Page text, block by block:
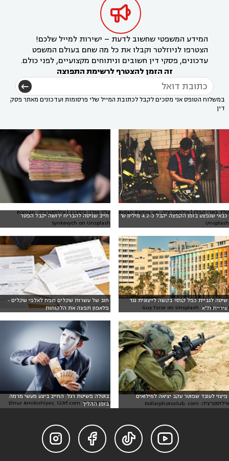

המידע המשפטי שחשוב לדעת – ישירות למייל שלכם!
הצטרפו לניוזלטר וקבלו את כל מה שחם בעולם המשפט
עדכונים, פסקי דין חשובים וניתוחים מקצועיים, לפני כולם.
זה הזמן להצטרף לרשימת התפוצה
במשלוח הטופס אני מסכים לקבל לכתובת המייל שלי פרסומות ועדכונים מאתר פסק
דין
כבאי שנפצע בזמן הקפצה יקבל כ-4.2 מיליון ש'עו"ד בארי קפלן | אילוסטרציה: Aidan Bartos on
Unsplash
חייב שניסה להבריח ירושה יקבל הפטר
עו"ד אורה צימברג | אילוסטרציה: Roman
Synkevych on Unsplash
שיטה לגביית כפל קנס? בקשה לייצוגית נגד
עיריית ת"א
אילוסטרציה: Guy Tsror on Unsplash
חוב של עשרות שקלים תפח לאלפי שקלים -
פלאפון תפצה את הלקוחות
פיצוי לעובד שפוטר עקב יציאה למילואים
אילוסטרציה: Dollarphotoclub. com
בוטלה פשיטת רגל: החייב ביצע מעשי מרמה
בזמן ההליך
אילוסטרציה: Elnur Amikishiyev, 123rf.com



